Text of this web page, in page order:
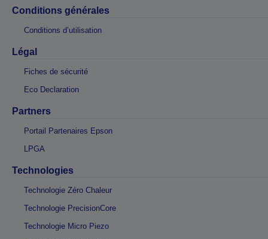
Conditions générales
Conditions d’utilisation
Légal
Fiches de sécurité
Eco Declaration
Partners
Portail Partenaires Epson
LPGA
Technologies
Technologie Zéro Chaleur
Technologie PrecisionCore
Technologie Micro Piezo